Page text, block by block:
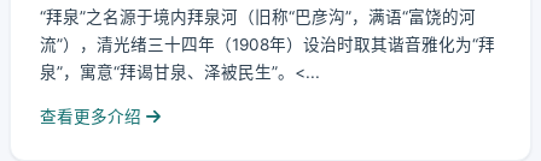
“拜泉”之名源于境内拜泉河（旧称“巴彦沟”，满语“富饶的河
流”），清光绪三十四年（1908年）设治时取其谐音雅化为“拜
泉”，寓意“拜谒甘泉、泽被民生”。<...
查看更多介绍